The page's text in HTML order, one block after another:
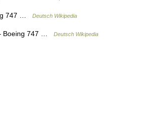
747 … Deutsch Wikipedia
747 … Deutsch Wikipedia